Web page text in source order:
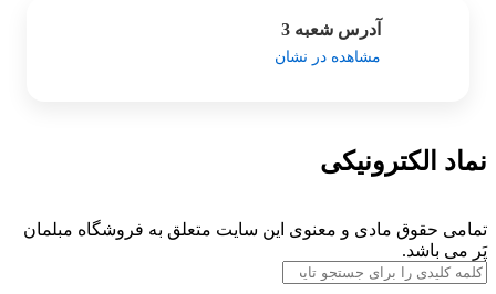
آدرس شعبه 3
مشاهده در نشان
نماد الکترونیکی
تمامی حقوق مادی و معنوی این سایت متعلق به فروشگاه مبلمان
پَر می باشد.